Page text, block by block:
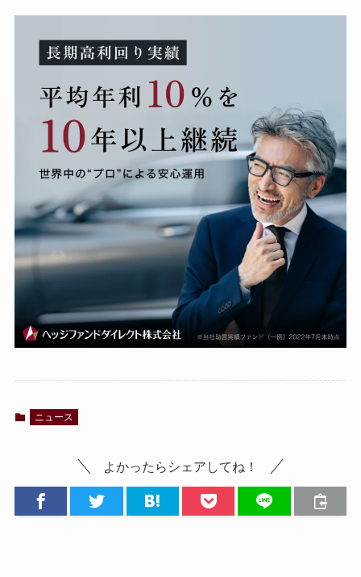
ニュース
よかったらシェアしてね！